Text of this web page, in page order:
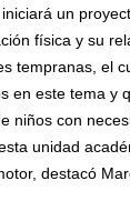
un
física y su
tempranas, el
en este tema y
niños con
unidad
destacó